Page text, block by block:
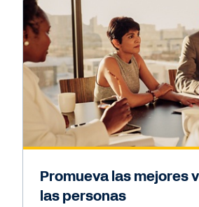
Promueva las mejores
las personas